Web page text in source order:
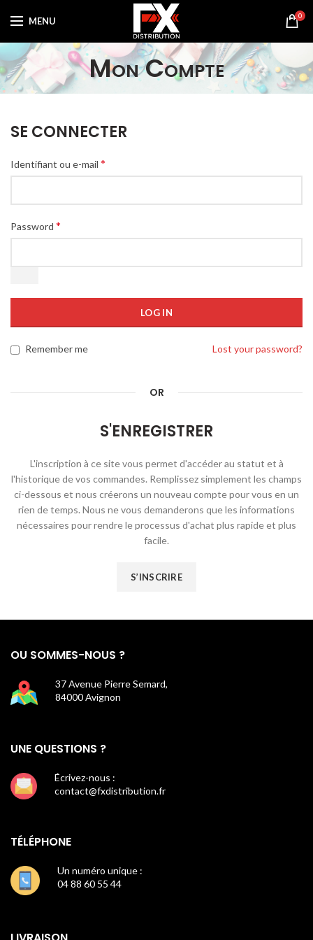
MENU 0
Mon Compte
SE CONNECTER
Identifiant ou e-mail *
Password *
LOG IN
Lost your password?
Remember me
OR
S'ENREGISTRER
L'inscription à ce site vous permet d'accéder au statut et à
l'historique de vos commandes. Remplissez simplement les champs
ci-dessous et nous créerons un nouveau compte pour vous en un
rien de temps. Nous ne vous demanderons que les informations
nécessaires pour rendre le processus d'achat plus rapide et plus
facile.
S’INSCRIRE
OU SOMMES-NOUS ?
37 Avenue Pierre Semard,
84000 Avignon
UNE QUESTIONS ?
Écrivez-nous :
contact@fxdistribution.fr
TÉLÉPHONE
Un numéro unique :
04 88 60 55 44